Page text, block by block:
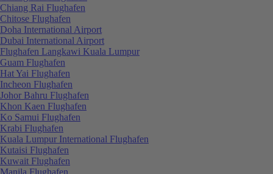
Chiang Rai Flughafen
Chitose Flughafen
Doha International Airport
Dubai International Airport
Flughafen Langkawi Kuala Lumpur
Guam Flughafen
Hat Yai Flughafen
Incheon Flughafen
Johor Bahru Flughafen
Khon Kaen Flughafen
Ko Samui Flughafen
Krabi Flughafen
Kuala Lumpur International Flughafen
Kutaisi Flughafen
Kuwait Flughafen
Manila Flughafen